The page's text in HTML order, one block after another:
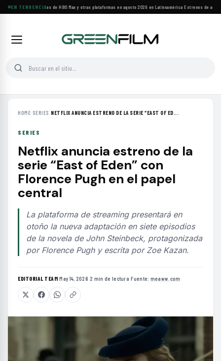
EN TENDENCIA
Principales estrenos de HBO Max y otras plataformas en agosto 2026 en Latinoamérica·Estrenos de
HOME› SERIES ›NETFLIX ANUNCIA ESTRENO DE LA SERIE “EAST OF ED...
SERIES
Netflix anuncia estreno de la
serie “East of Eden” con
Florence Pugh en el papel
central
La plataforma de streaming presentará en
otoño la nueva adaptación en siete episodios
de la novela de John Steinbeck, protagonizada
por Florence Pugh y escrita por Zoe Kazan.
EDITORIAL TEAM·May 14, 2026·2 min de lectura·Fuente: meaww.com